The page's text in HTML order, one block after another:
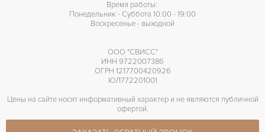
Время работы:
Понедельник - Суббота 10:00 - 19:00
Воскресенье - выходной
ООО "СВИСС"
ИНН 9722007386
ОГРН 1217700420926
ЮЛ772201001
Цены на сайте носят информативный характер и не являются публичной
офертой.